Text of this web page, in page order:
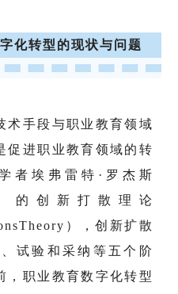
化转型的现状与问题
术手段与职业教育领域
促进职业教育领域的转
者埃弗雷特·罗杰斯
）的创新打散理论
），创新扩散
试验和采纳等五个阶
，职业教育数字化转型